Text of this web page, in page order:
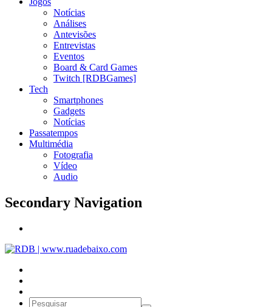
Notícias
Análises
Antevisões
Entrevistas
Eventos
Board & Card Games
Twitch [RDBGames]
Tech
Smartphones
Gadgets
Notícias
Passatempos
Multimédia
Fotografia
Vídeo
Audio
Secondary Navigation